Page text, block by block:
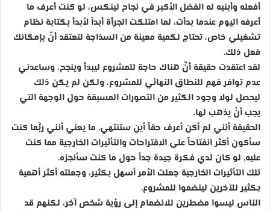
أفعله وأبنيه له الفضل الأكبر في نجاح لينكس، لو كنت أعرف ما
أعرفه اليوم عندما بدأت، لما امتلكت الجرأة أبداً لأبدأ بكتابة نظام
تشغيلي خاص، تحتاج لكمية معينة من السذاجة لتعتقد أنَّ بإمكانك
فعل ذلك.
لقد اعتقدت حقيقة أنَّ هناك حاجة للمشروع ليبدأ وينجح، وساعدني
عدم توافر فهم للنطاق النهائي للمشروع، ولكن لم يكن ذلك
ليحصل لولا وجود الكثير من التصورات المسبقة حول الوجهة التي
يجب أنْ يذهب لها.
الحقيقة أنني لم أكن أعرف حقاً أين ستنتهي, ما يعني أنني ربَّما كنت
سأكون أكثر انفتاحاً على الاقتراحات والتأثيرات الخارجية مما كنت
عليه, لو كان لدي فكرة جيدة جداً حول ما كنت سأنجزه.
تلك التأثيرات الخارجية جعلت الأمر أسهل بكثير، وجعلته أكثر أهمية
بكثير للآخرين لينضموا للمشروع.
الناس ليسوا مضطرين للانضمام إلى رؤية شخص آخر، لكنهم قد